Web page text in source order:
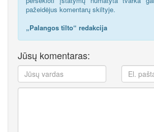
pažeidėjus komentarų skiltyje.
„Palangos tilto“ redakcija
Jūsų komentaras: